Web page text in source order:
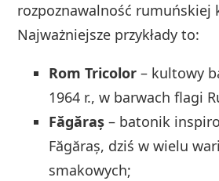
rozpoznawalność rumuńskiej
Najważniejsze przykłady to:
Rom Tricolor – kultowy
1964 r., w barwach flagi
Făgăraș – batonik
Făgăraș, dziś w wielu
smakowych;